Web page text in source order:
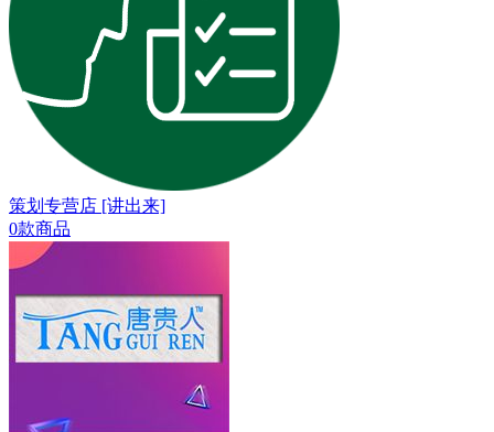
策划专营店 [讲出来]
0款商品